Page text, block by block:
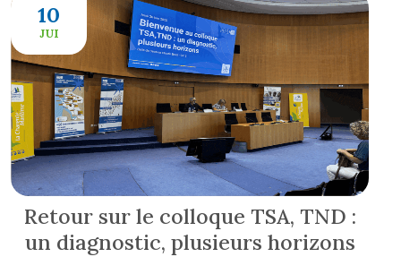
10
JUI
Retour sur le colloque TSA, TND :
un diagnostic, plusieurs horizons